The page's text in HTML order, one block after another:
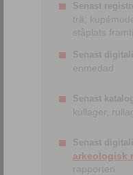
Senast
trä;
ståplats
Senast
enmedad
Senast
kullager,
Senast
arkeologisk
rapporten